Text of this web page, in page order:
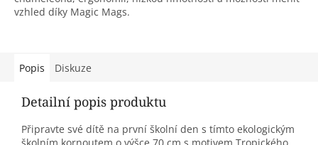
vzhled díky Magic Mags.
Popis Diskuze
Detailní popis produktu
Připravte své dítě na první školní den s tímto ekologickým